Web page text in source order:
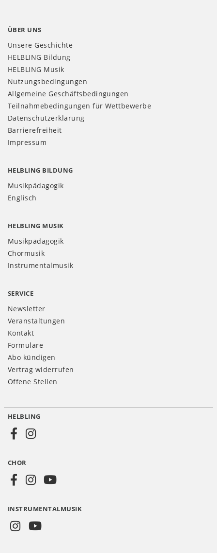
ÜBER UNS
Unsere Geschichte
HELBLING Bildung
HELBLING Musik
Nutzungsbedingungen
Allgemeine Geschäftsbedingungen
Teilnahmebedingungen für Wettbewerbe
Datenschutzerklärung
Barrierefreiheit
Impressum
HELBLING BILDUNG
Musikpädagogik
Englisch
HELBLING MUSIK
Musikpädagogik
Chormusik
Instrumentalmusik
SERVICE
Newsletter
Veranstaltungen
Kontakt
Formulare
Abo kündigen
Vertrag widerrufen
Offene Stellen
Social
CH
HELBLING
CHOR
INSTRUMENTALMUSIK